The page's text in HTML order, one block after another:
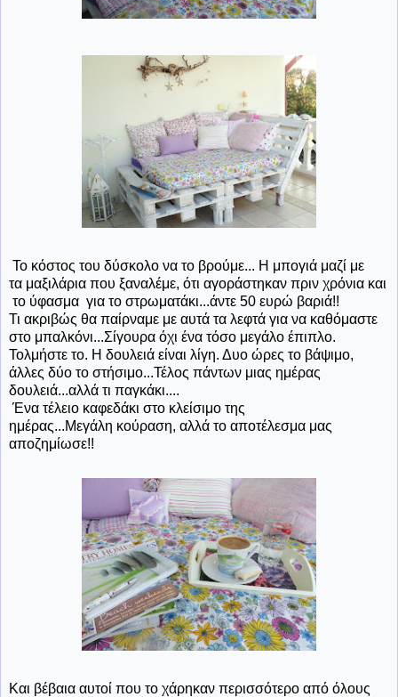
Το κόστος του δύσκολο να το βρούμε... Η μπογιά μαζί με
τα μαξιλάρια που ξαναλέμε, ότι αγοράστηκαν πριν χρόνια και
το ύφασμα για το στρωματάκι...άντε 50 ευρώ βαριά!!
Τι ακριβώς θα παίρναμε με αυτά τα λεφτά για να καθόμαστε
στο μπαλκόνι...Σίγουρα όχι ένα τόσο μεγάλο έπιπλο.
Τολμήστε το. Η δουλειά είναι λίγη. Δυο ώρες το βάψιμο,
άλλες δύο το στήσιμο...Τέλος πάντων μιας ημέρας
δουλειά...αλλά τι παγκάκι....
Ένα τέλειο καφεδάκι στο κλείσιμο της
ημέρας...Μεγάλη κούραση, αλλά το αποτέλεσμα μας
αποζημίωσε!!
Και βέβαια αυτοί που το χάρηκαν περισσότερο από όλους